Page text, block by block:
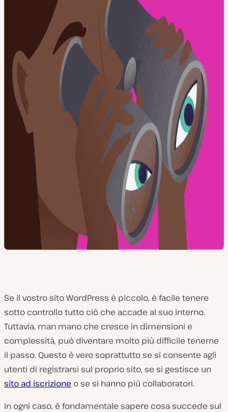
Se il vostro sito WordPress è piccolo, è facile tenere
sotto controllo tutto ciò che accade al suo interno.
Tuttavia, man mano che cresce in dimensioni e
complessità, può diventare molto più difficile tenerne
il passo. Questo è vero soprattutto se si consente agli
utenti di registrarsi sul proprio sito, se si gestisce un
sito ad iscrizione o se si hanno più collaboratori.
In ogni caso, è fondamentale sapere cosa succede sul